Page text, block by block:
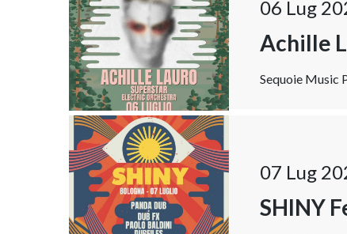
06 Lug
Achille
Sequoie Music
07 Lug
SHINY